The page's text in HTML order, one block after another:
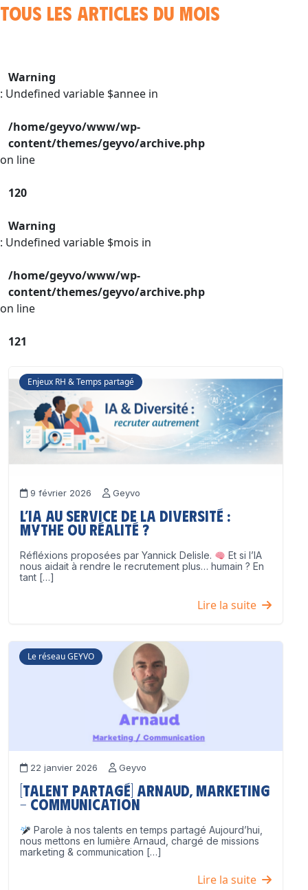
Tous les articles du mois
Warning
: Undefined variable $annee in
/home/geyvo/www/wp-
content/themes/geyvo/archive.php
on line
120
Warning
: Undefined variable $mois in
/home/geyvo/www/wp-
content/themes/geyvo/archive.php
on line
121
Enjeux RH & Temps partagé
9 février 2026 Geyvo
L’IA au service de la diversité :
mythe ou réalité ?
Réfléxions proposées par Yannick Delisle.
Et si l’IA
nous aidait à rendre le recrutement plus… humain ? En
tant […]
Lire la suite
Le réseau GEYVO
22 janvier 2026 Geyvo
[Talent partagé] Arnaud, Marketing
– Communication
Parole à nos talents en temps partagé Aujourd’hui,
nous mettons en lumière Arnaud, chargé de missions
marketing & communication […]
Lire la suite